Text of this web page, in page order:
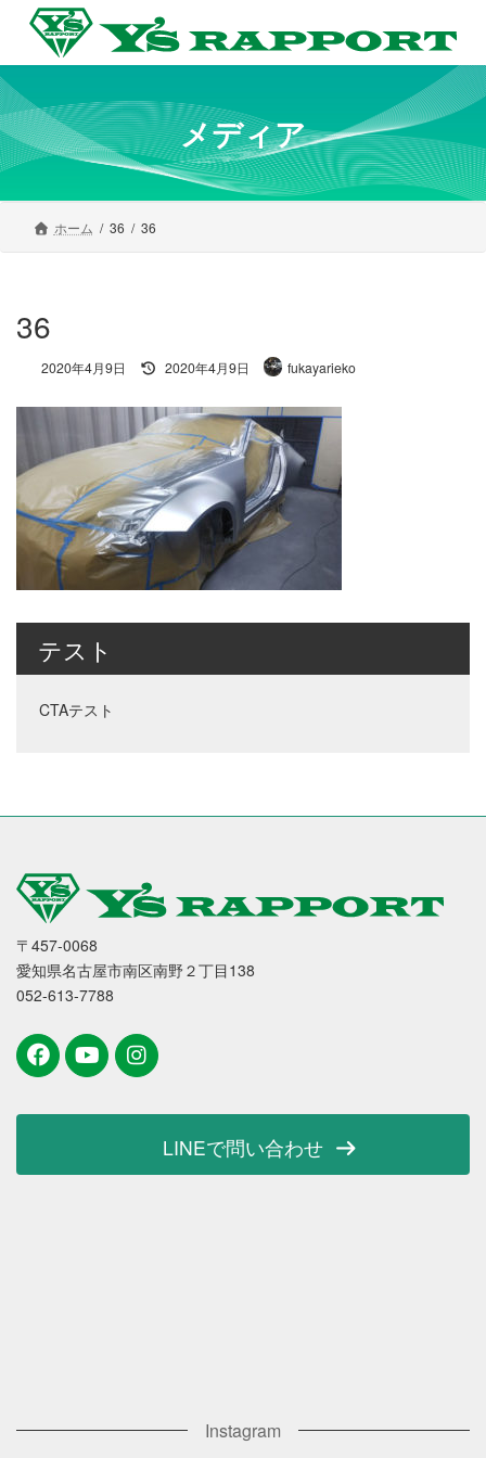
ン
ツ
へ
ス
キ
プ
ー
シ
ョ
ン
に
動
メディア
ホーム 36 36
36
2020年4月9日
最
新
日
時
:
2020年4月9日 fukayarieko
テスト
CTAテスト
〒457-0068
愛知県名古屋市南区南野２丁目138
052-613-7788
LINEで問い合わせ
Instagram